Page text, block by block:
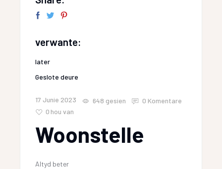
verwante:
later
Geslote deure
17 Junie 2023 648 gesien
0 Komentare
0 hou van
Woonstelle
Altyd beter